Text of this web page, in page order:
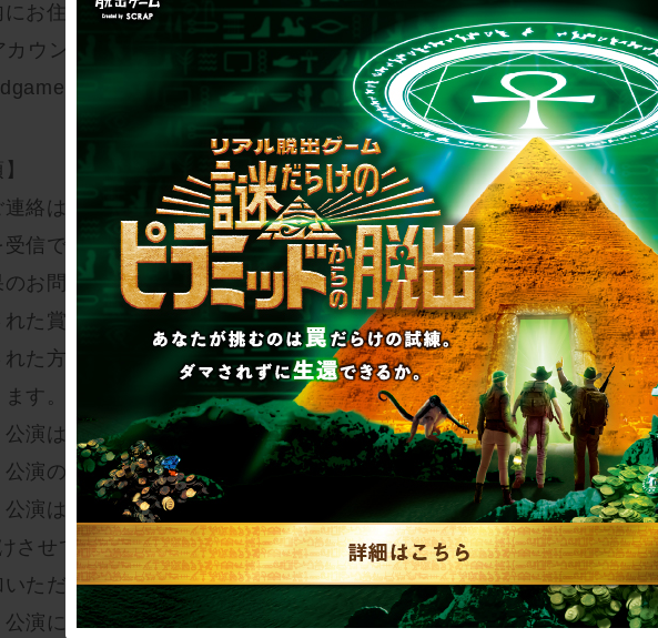
にお住まいの方
カウントを有しており非公開設定にされていない方
」をフォローしている方
絡は、ダイレクトメッセージにて行います。投稿された方はメ
受信できるように設定ください。
お問い合わせにはお答えできませんのでご了承ください。
た賞品の交換、換金及びご当選権利の譲渡はできません。
た方でなんらかの理由により、連絡がつかない場合はご当選が
す。
演は2021年11月11日(木)17:00を予定しております。
演の日程変更は行っておりませんのでご了承ください。
演は、1～12名様までご参加可能です。(6名様以上はテーブル
させていただきます)ご当選されたご本人が友人や家族などを誘
いただくことが可能です。
演に当選された方も、フード割引は使用可能です。